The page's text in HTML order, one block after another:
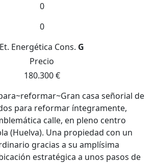
0
0
Et. Energética Cons. G
Precio
180.300 €
casa señorial de
para reformar íntegramente,
calle, en pleno centro
(Huelva). Una propiedad con un
gracias a su amplísima
estratégica a unos pasos de